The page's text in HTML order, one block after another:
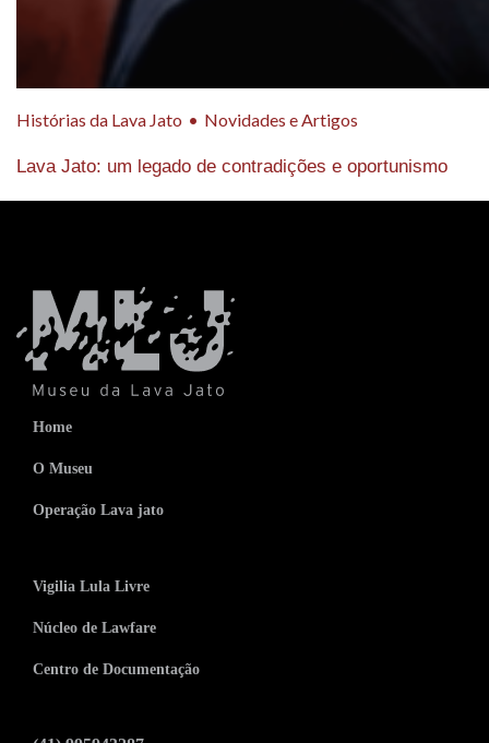
Histórias da Lava Jato Novidades e Artigos
Lava Jato: um legado de contradições e oportunismo
Home
O Museu
Operação Lava jato
Vigilia Lula Livre
Núcleo de Lawfare
Centro de Documentação